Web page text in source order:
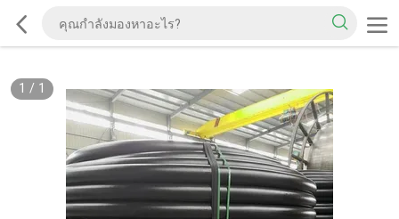
1 / 1